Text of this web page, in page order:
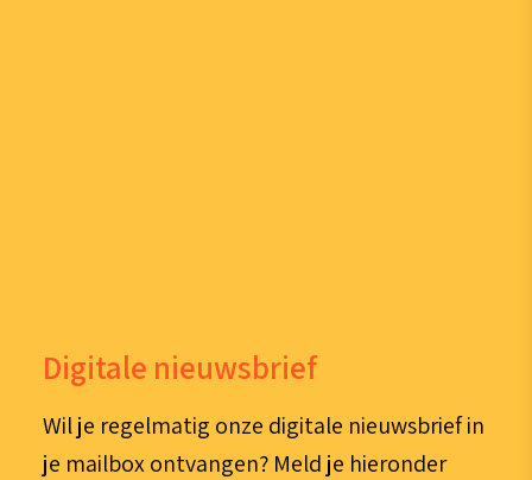
Digitale nieuwsbrief
Wil je regelmatig onze digitale nieuwsbrief in
je mailbox ontvangen? Meld je hieronder